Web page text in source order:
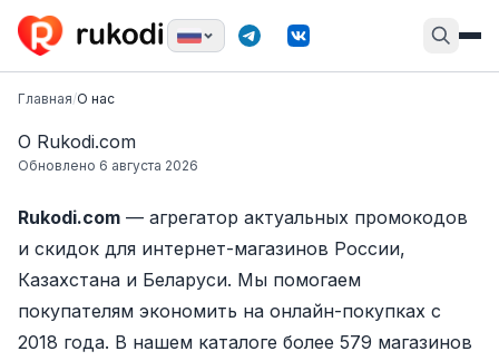
Главная/О нас
О Rukodi.com
Обновлено 6 августа 2026
Rukodi.com — агрегатор актуальных промокодов
и скидок для интернет-магазинов России,
Казахстана и Беларуси. Мы помогаем
покупателям экономить на онлайн-покупках с
2018 года. В нашем каталоге более 579 магазинов